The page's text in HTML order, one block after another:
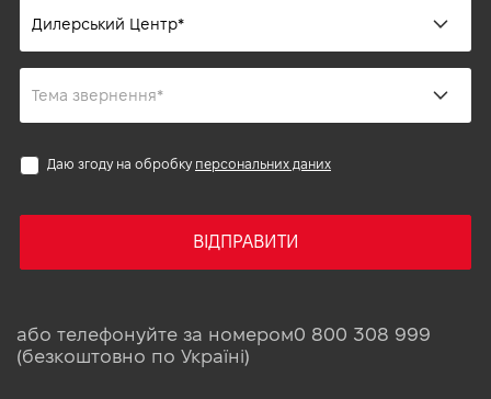
Даю згоду на обробку персональних даних
ВІДПРАВИТИ
або телефонуйте за номером0 800 308 999
(безкоштовно по Україні)